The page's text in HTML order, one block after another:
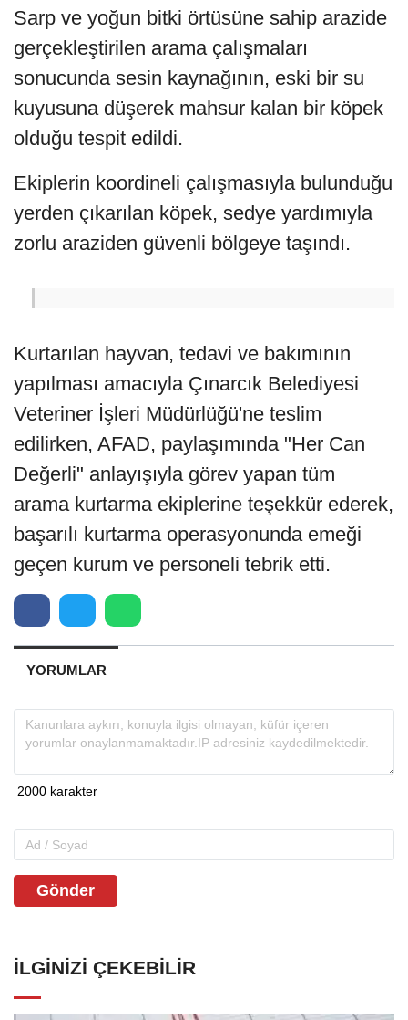
Sarp ve yoğun bitki örtüsüne sahip arazide
gerçekleştirilen arama çalışmaları
sonucunda sesin kaynağının, eski bir su
kuyusuna düşerek mahsur kalan bir köpek
olduğu tespit edildi.
Ekiplerin koordineli çalışmasıyla bulunduğu
yerden çıkarılan köpek, sedye yardımıyla
zorlu araziden güvenli bölgeye taşındı.
Kurtarılan hayvan, tedavi ve bakımının
yapılması amacıyla Çınarcık Belediyesi
Veteriner İşleri Müdürlüğü'ne teslim
edilirken, AFAD, paylaşımında "Her Can
Değerli" anlayışıyla görev yapan tüm
arama kurtarma ekiplerine teşekkür ederek,
başarılı kurtarma operasyonunda emeği
geçen kurum ve personeli tebrik etti.
YORUMLAR
Gönder
İLGINIZI ÇEKEBILIR